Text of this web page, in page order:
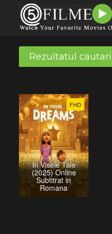
Rezultatul
FHD
In Visele Tale
(2025) Online
Subtitrat in
Romana